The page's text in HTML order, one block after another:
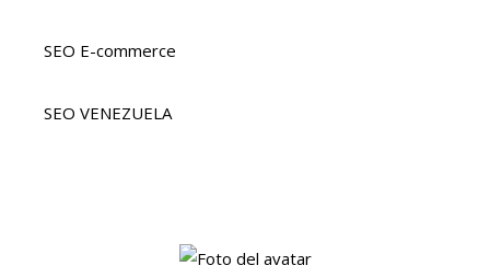
SEO E-commerce
SEO VENEZUELA